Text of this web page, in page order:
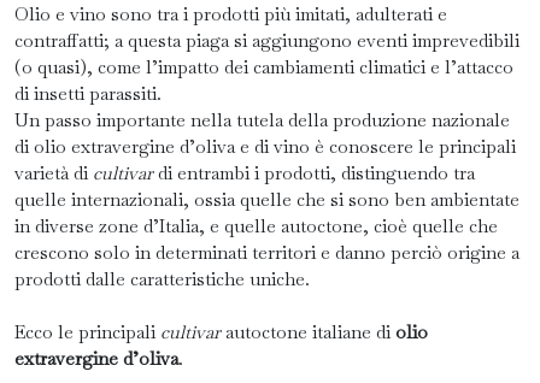
Olio e vino sono tra i prodotti più imitati, adulterati e
contraffatti; a questa piaga si aggiungono eventi imprevedibili
(o quasi), come l’impatto dei cambiamenti climatici e l’attacco
di insetti parassiti.
Un passo importante nella tutela della produzione nazionale
di olio extravergine d’oliva e di vino è conoscere le principali
varietà di cultivardi entrambi i prodotti, distinguendo tra
quelle internazionali, ossia quelle che si sono ben ambientate
in diverse zone d’Italia, e quelle autoctone, cioè quelle che
crescono solo in determinati territori e danno perciò origine a
prodotti dalle caratteristiche uniche.
Ecco le principali cultivarautoctone italiane diolio
extravergine d’oliva.